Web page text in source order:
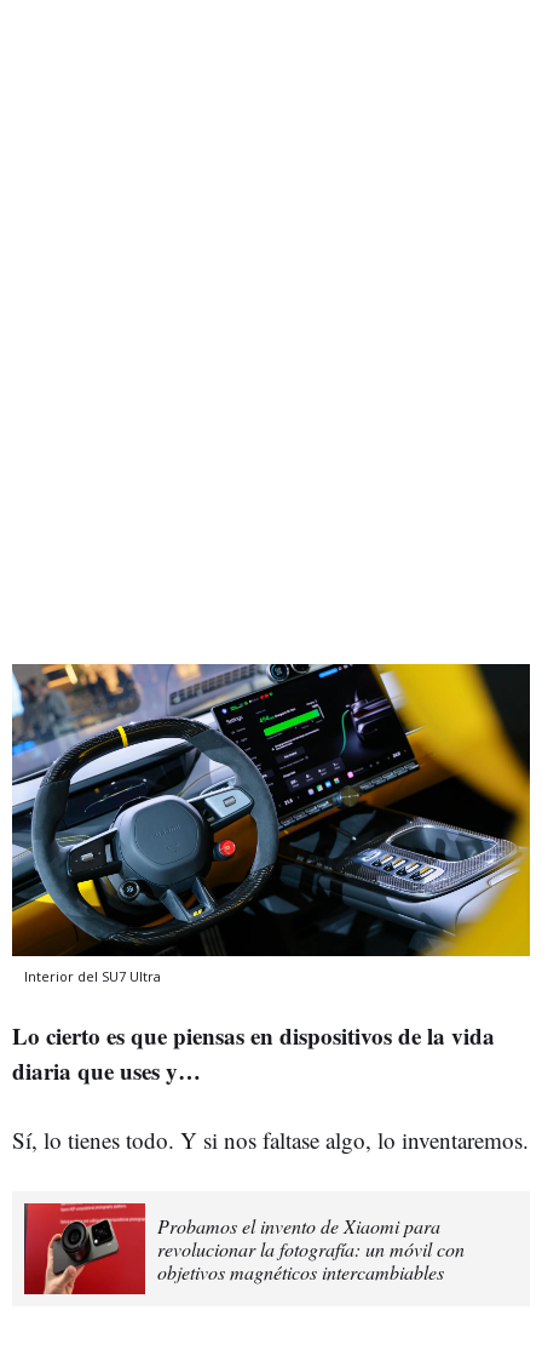
Interior del SU7 Ultra
Lo cierto es que piensas en dispositivos de la vida
diaria que uses y…
Sí, lo tienes todo. Y si nos faltase algo, lo inventaremos.
Probamos el invento de Xiaomi para
revolucionar la fotografía: un móvil con
objetivos magnéticos intercambiables